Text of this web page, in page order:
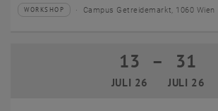
Veranstaltungstyp:
WORKSHOP
Veranstaltungsort:Campus Getreidemarkt, 1060 Wien
13
JULI 26
13 Juli 2026
– 31
JULI 26